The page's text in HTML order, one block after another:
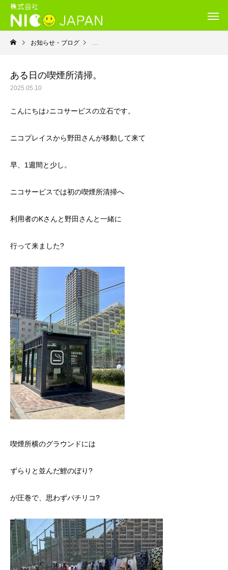
お知らせ・ブログ 就労継続支援B型・ニコサービス
ある日の喫煙所清掃。
2025.05.10
こんにちは♪ニコサービスの立石です。
ニコプレイスから野田さんが移動して来て
早、1週間と少し。
ニコサービスでは初の喫煙所清掃へ
利用者のKさんと野田さんと一緒に
行って来ました?
喫煙所横のグラウンドには
ずらりと並んだ鯉のぼり?
が圧巻で、思わずパチリコ?